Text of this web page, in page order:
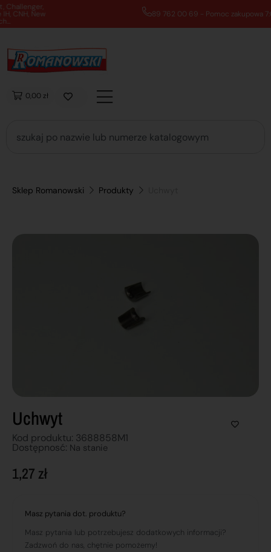
89 762 00 69 - Pomoc zakupowa 7:00 - 16:00
0,00 zł
Sklep Romanowski Produkty
Uchwyt
Kod produktu: 3688858M1
Dostępnosć: Na stanie
1,27 zł
Masz pytania dot. produktu?
Masz pytania lub potrzebujesz dodatkowych informacji?
Zadzwoń do nas, chętnie pomożemy!